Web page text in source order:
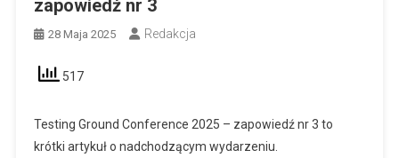
zapowiedź nr 3
28 Maja 2025 Redakcja
517
Testing Ground Conference 2025 – zapowiedź nr 3 to
krótki artykuł o nadchodzącym wydarzeniu.